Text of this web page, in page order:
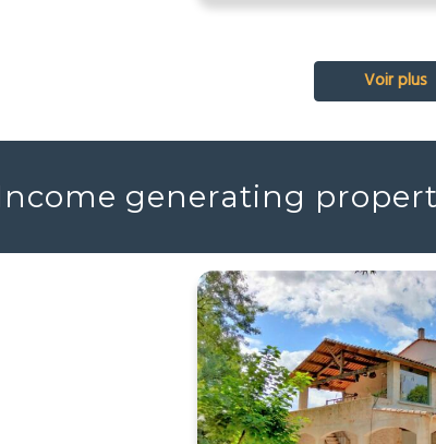
Voir plus
generating